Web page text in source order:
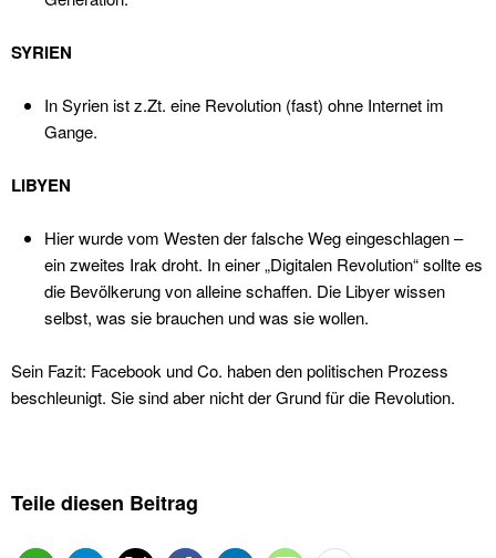
SYRIEN
In Syrien ist z.Zt. eine Revolution (fast) ohne Internet im
Gange.
LIBYEN
Hier wurde vom Westen der falsche Weg eingeschlagen –
ein zweites Irak droht. In einer „Digitalen Revolution“ sollte es
die Bevölkerung von alleine schaffen. Die Libyer wissen
selbst, was sie brauchen und was sie wollen.
Sein Fazit: Facebook und Co. haben den politischen Prozess
beschleunigt. Sie sind aber nicht der Grund für die Revolution.
Teile diesen Beitrag